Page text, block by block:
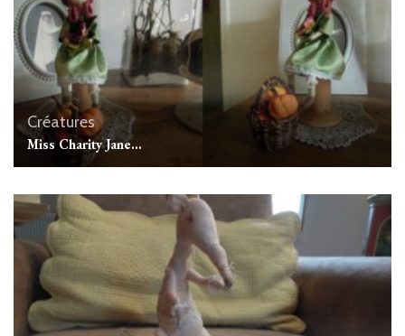
Créatures
Miss Charity Jane…